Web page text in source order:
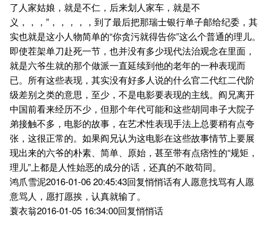
了人家姑娘，就是不仁，后来划人家车，就是不
义，，，”，，，，，到了最后把那瑞士银行单子邮给纪委，其
实也就是这小人物简单的“你贪污就得告你”这么个普通的理儿。
即使茬架单刀赴死一节，也并没有多少现代法治观念在里面，
就是六爷生就的那个做派一直延续到他的老年的一种表现而
已。所有这些表现，其实没有好多人说的什么官二代红二代阶
级差别之类的意思，至少，不是电影要表现的主线。阎兄离开
中国前看来经历不少，但那个年代可能和这些胡同串子大院子
弟接触不多，电影的故事，在艺术性表现手法上总要稍有点夸
张，这很正常的。如果阎兄认为这电影在这些故事情节上要展
现出来的六爷的朴素、简单、原始，甚至带有点痞性的“规矩，
理儿”上都是人性始恶的成分的话，还真的不敢苟同。
鸿爪雪泥2016-01-06 20:45:43回复悄悄话有人愿意找骂有人愿
意骂人，愿打愿挨，认真就输了。
蓑衣翁2016-01-05 16:34:00回复悄悄话